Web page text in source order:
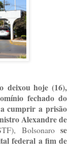
deixou hoje (16),
fechado do
cumprir a prisão
Alexandre de
Bolsonaro se
federal a fim de